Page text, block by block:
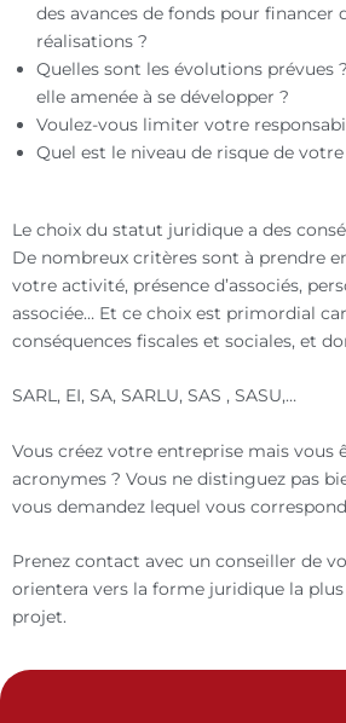
des avances de fonds pour financer
réalisations ?
Quelles sont les évolutions prévues
elle amenée à se développer ?
Voulez-vous limiter votre
Quel est le niveau de risque de
Le choix du statut juridique a des
De nombreux critères sont à prendre
votre activité, présence d’associés,
associée… Et ce choix est primordial
conséquences fiscales et sociales, et
SARL, EI, SA, SARLU, SAS , SASU,…
Vous créez votre entreprise mais vous
acronymes ? Vous ne distinguez pas
vous demandez lequel vous
Prenez contact avec un conseiller de
orientera vers la forme juridique la
projet.